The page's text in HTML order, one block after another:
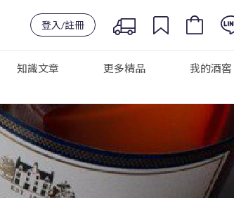
登入/註冊
知識文章 更多精品 我的酒窖